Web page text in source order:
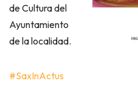
de Cultura del
Ayuntamiento
de la localidad.
#SaxInActus